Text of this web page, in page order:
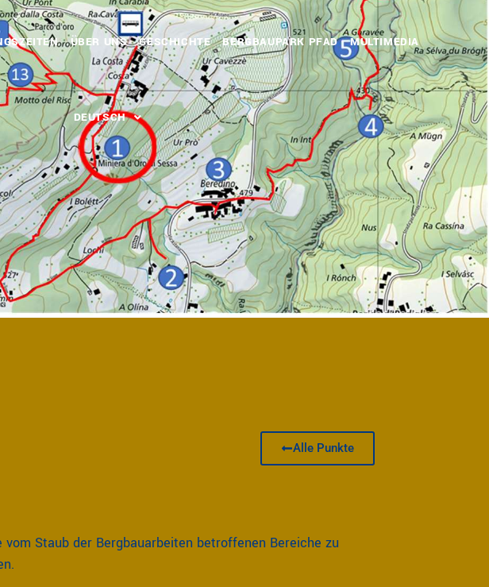
ÜBER UNS GESCHICHTE BERGBAUPARK PFAD MULTIMEDIA
DEUTSCH
Alle Punkte
vom Staub der Bergbauarbeiten betroffenen Bereiche zu